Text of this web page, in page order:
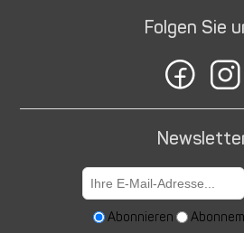
Folgen Sie
Abonnieren